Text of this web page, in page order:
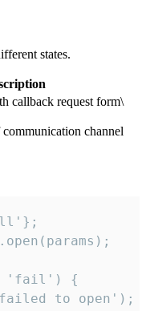
states.
callback request form\
channel
'fail') {
to open');